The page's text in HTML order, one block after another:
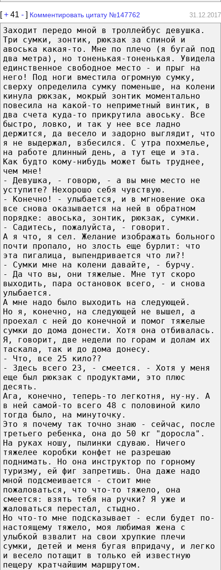
[+ 41 - ] Комментировать цитату №147762 31.12.2017
Заходит передо мной в троллейбус девушка.
Три сумки, зонтик, рюкзак за спиной и
авоська какая-то. Мне по плечо (я бугай под
два метра), но тоненькая-тоненькая. Увидела
единственное свободное место - и прыг на
него! Под ноги вместила огромную сумку,
сверху определила сумку поменьше, на колени
кинула рюкзак, мокрый зонтик моментально
повесила на какой-то неприметный винтик, в
два счета куда-то прикрутила авоську. Все
быстро, ловко, и так у нее все ладно
держится, да весело и задорно выглядит, что
я не выдержал, взбесился. С утра похмелье,
на работе длинный день, а тут еще и эта.
Как будто кому-нибудь может быть труднее,
чем мне!
- Девушка, - говорю, - а вы мне место не
уступите? Нехорошо себя чувствую.
- Конечно! - улыбается, и в мгновение ока
все снова оказывается на ней в обратном
порядке: авоська, зонтик, рюкзак, сумки.
- Садитесь, пожалуйста, - говорит.
А я что, я сел. Желание изображать больного
почти пропало, но злость еще бурлит: что
эта пигалица, выпендривается что ли?!
- Сумки мне на колени давайте, - бурчу.
- Да что вы, они тяжелые. Мне тут скоро
выходить, пара остановок всего, - и снова
улыбается.
А мне надо было выходить на следующей.
Но я, конечно, на следующей не вышел, а
проехал с ней до конечной и помог тяжелые
сумки до дома донести. Хотя она отбивалась.
Я, говорит, две недели по горам и долам их
таскала, так и до дома донесу.
- Что, все 25 кило??
- Здесь всего 23, - смеется. - Хотя у меня
еще был рюкзак с продуктами, это плюс
десять.
Ага, конечно, теперь-то легкотня, ну-ну. А
в ней самой-то всего 48 с половиной кило
тогда было, на минуточку.
Это я почему так точно знаю - сейчас, после
третьего ребенка, она до 50 кг "доросла".
На руках ношу, пылинки сдуваю. Ничего
тяжелее коробки конфет не разрешаю
поднимать. Но она инструктор по горному
туризму, ей фиг запретишь. Она даже надо
мной подсмеивается - стоит мне
пожаловаться, что что-то тяжело, она
смеется: взять тебя на ручки? Я уже и
жаловаться перестал, стыдно.
Но что-то мне подсказывает - если будет по-
настоящему тяжело, моя любимая жена с
улыбкой взвалит на свои хрупкие плечи
сумки, детей и меня бугая впридачу, и легко
и весело потащит в только ей известную
пещеру кратчайшим маршрутом.